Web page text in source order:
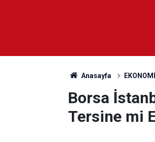
Anasayfa EKONOMİ
Borsa
Tersine mi